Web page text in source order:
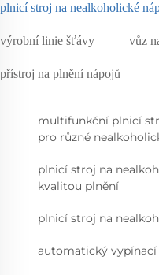
plnicí stroj na nealkoholické
výrobní linie šťávy vůz
přístroj na plnění nápojů
multifunkční plnicí
pro různé
plnicí stroj na
kvalitou plnění
plnicí stroj na
automatický